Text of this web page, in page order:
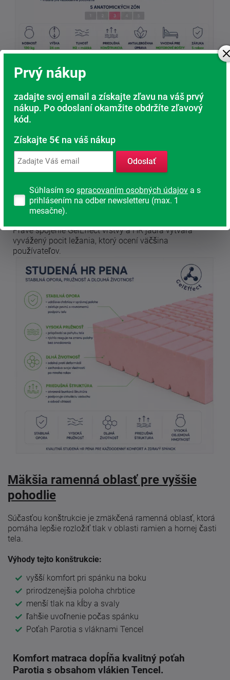
Stabilná opora vďaka kvalitnej HR pene
Pod komfortnou vrstvou sa nachádza kvalitná studená
HR pena s vysokou objemovou hmotnosťou.
Tá zaisťuje:
stabilnú oporu chrbtice
dlhú životnosť matraca
vysokú odolnosť proti deformáciám
komfortná pružnosť pri každom pohybe
Práve spojenie GelEffect vrstvy a HR jadra vytvára
vyvážený pocit ležania, ktorý ocení väčšina
používateľov.
Mäkšia ramenná oblasť pre vyššie
pohodlie
Súčasťou konštrukcie je zmäkčená ramenná oblasť, ktorá
pomáha lepšie rozložiť tlak v oblasti ramien a hornej časti
tela.
Výhody tejto konštrukcie:
vyšší komfort pri spánku na boku
prirodzenejšia poloha chrbtice
menší tlak na kĺby a svaly
ľahšie uvoľnenie počas spánku
Poťah Parotia s vláknami Tencel
Komfort matraca dopĺňa kvalitný poťah
Parotia s obsahom vlákien Tencel.
Prvý nákup
zadajte svoj email a získajte zľavu na váš prvý
nákup. Po odoslaní okamžite obdržíte zľavový
kód.
Získajte 5€ na váš nákup
Odoslať
Súhlasím so spracovaním osobných údajov a s
prihlásením na odber newsletteru (max. 1
mesačne).